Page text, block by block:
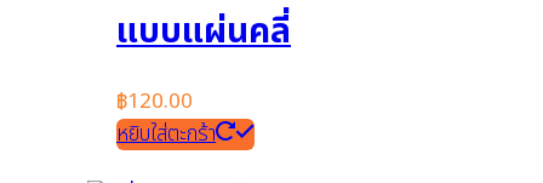
แบบแผ่นคลี่
฿120.00
หยิบใส่ตะกร้า